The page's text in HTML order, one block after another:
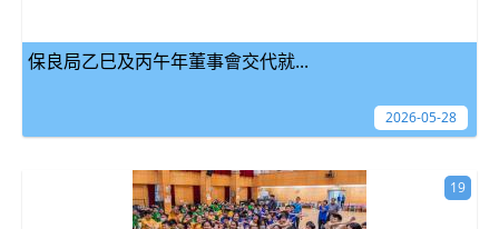
保良局乙巳及丙午年董事會交代就...
2026-05-28
19